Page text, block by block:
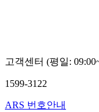
고객센터 (평일:
1599-3122
ARS 번호안내